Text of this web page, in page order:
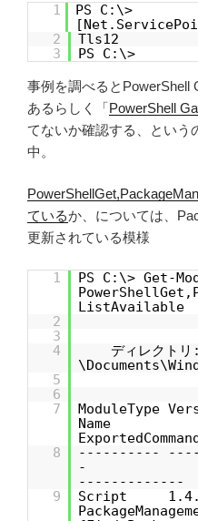
1
PS C:\>
2
Tls12
3
PS C:\>
事例を調べるとPowerShell
あるらしく「PowerShell
てないか確認する、という
中。
ているか、については、
更新されている模様
1
PS C:\> Get-
ListAvailable
2
3
4
ディレクト
5
6
7
ModuleType
8
----------
-
-------------
9
Script